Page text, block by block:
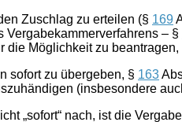
Zuschlag zu erteilen (§ 169
– §
Möglichkeit zu
sofort zu übergeben, § 163
(insbesondere
„sofort“ nach, ist die